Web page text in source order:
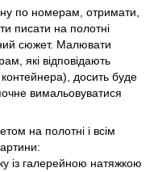
по номерам, отримати,
писати на полотні
сюжет. Малювати
які відповідають
досить буде
вимальовуватися
на полотні і всім
із галерейною натяжкою